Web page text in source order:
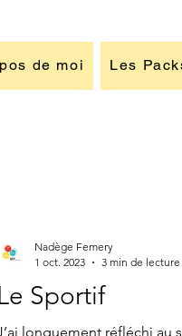
de moi Les
Sportif
longuement réfléchi
Nadège Femery
1 oct. 2023
3 min de lecture